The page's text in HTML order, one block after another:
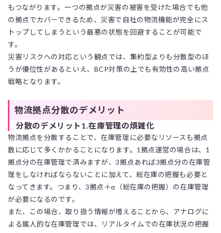
もつながります。一つの拠点が災害の被害を受けた場合でも他
の拠点でカバーできるため、災害で自社の物流機能が完全にス
トップしてしまうという最悪の状態を回避することが可能で
す。
災害リスクへの対応という観点では、集約型よりも分散型のほ
うが優位性があるといえ、BCP対策の上でも有効性の高い拠点
戦略となります。
物流拠点分散のデメリット
分散のデメリット1.在庫管理の煩雑化
物流拠点を分散することで、在庫管理に必要なリソースも拠点
数に応じて多くかかることになります。1拠点運営の場合は、1
拠点分の在庫管理で済みますが、3拠点あれば3拠点分の在庫管
理をしなければならないことに加えて、総在庫の把握も必要と
なってきます。つまり、3拠点＋α（総在庫の把握）の在庫管理
が必要になるのです。
また、この場合、取り扱う情報が増えることから、アナログに
よる属人的な在庫管理では、リアルタイムでの在庫状況の把握